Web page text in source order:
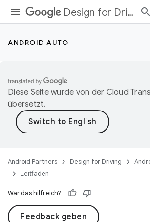
Design for Driving
ANDROID AUTO
Diese Seite wurde von der Cloud
übersetzt.
Android Partners Design for Driving
Leitfäden
War das hilfreich?
Feedback geben